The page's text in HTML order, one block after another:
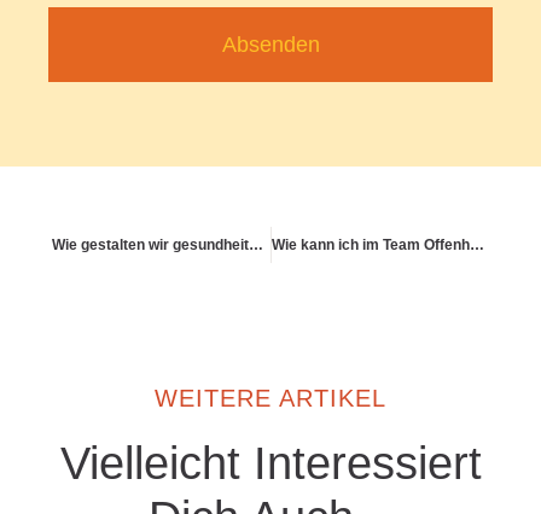
Absenden
Wie gestalten wir gesundheitsfördernde Städte & Lebensräume? Wie kann ich im Team Offenheit für Gesundheitsfragen stärken?
WEITERE ARTIKEL
Vielleicht Interessiert